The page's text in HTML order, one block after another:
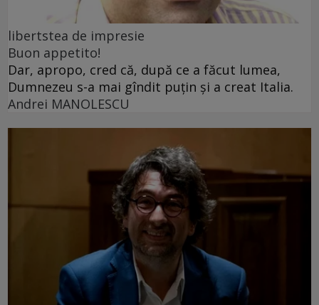
libertstea de impresie
Buon appetito!
Dar, apropo, cred că, după ce a făcut lumea,
Dumnezeu s-a mai gîndit puțin și a creat Italia.
Andrei MANOLESCU